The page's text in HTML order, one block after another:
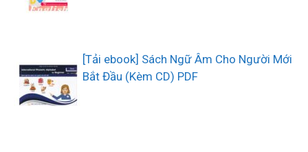
[Tải ebook] Sách Ngữ Âm Cho Người Mới
Bắt Đầu (Kèm CD) PDF